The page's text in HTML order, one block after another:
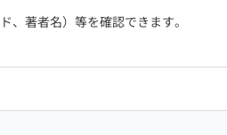
、著者名）等を確認できます。